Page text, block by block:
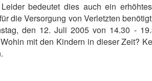
bedeutet dies auch ein
die Versorgung von Verletzten
den 12. Juli 2005 von 14.30 -
mit den Kindern in dieser Zeit?